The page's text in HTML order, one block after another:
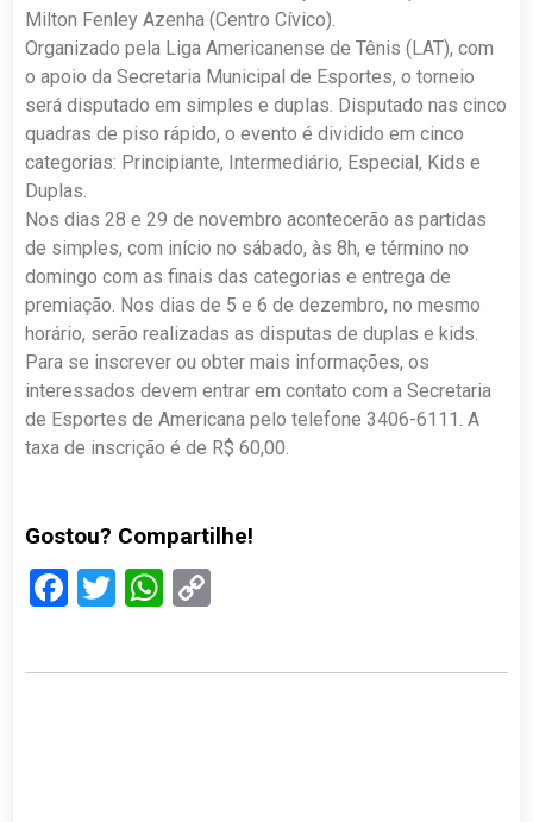
Milton Fenley Azenha (Centro Cívico).
Organizado pela Liga Americanense de Tênis (LAT), com
o apoio da Secretaria Municipal de Esportes, o torneio
será disputado em simples e duplas. Disputado nas cinco
quadras de piso rápido, o evento é dividido em cinco
categorias: Principiante, Intermediário, Especial, Kids e
Duplas.
Nos dias 28 e 29 de novembro acontecerão as partidas
de simples, com início no sábado, às 8h, e término no
domingo com as finais das categorias e entrega de
premiação. Nos dias de 5 e 6 de dezembro, no mesmo
horário, serão realizadas as disputas de duplas e kids.
Para se inscrever ou obter mais informações, os
interessados devem entrar em contato com a Secretaria
de Esportes de Americana pelo telefone 3406-6111. A
taxa de inscrição é de R$ 60,00.
Gostou? Compartilhe!
Facebook
TwitterWhatsApp